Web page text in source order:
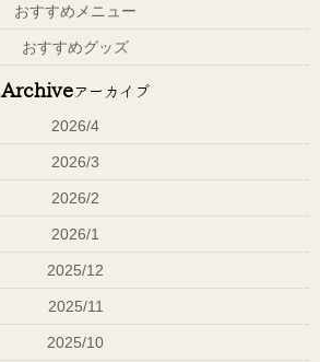
おすすめメニュー
おすすめグッズ
Archiveアーカイブ
2026/4
2026/3
2026/2
2026/1
2025/12
2025/11
2025/10